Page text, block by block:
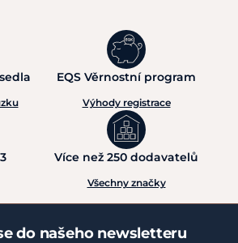
EQS Věrnostní program
Výhody registrace
Více než 250 dodavatelů
Všechny značky
do našeho newsletteru